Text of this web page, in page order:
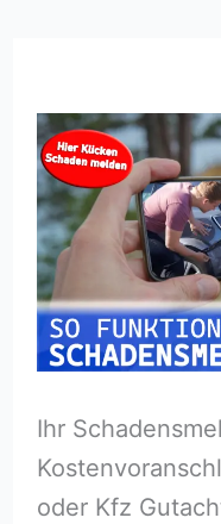
Ihr
oder Kfz